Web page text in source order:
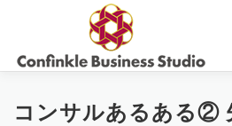
サービス内容・料金 コラム
コンサルあるある②